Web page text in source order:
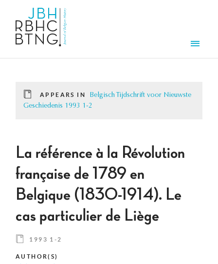
APPEARS IN
Belgisch Tijdschrift voor Nieuwste
Geschiedenis 1993 1-2
La référence à la Révolution
française de 1789 en
Belgique (1830-1914). Le
cas particulier de Liège
1993 1-2
AUTHOR(S)